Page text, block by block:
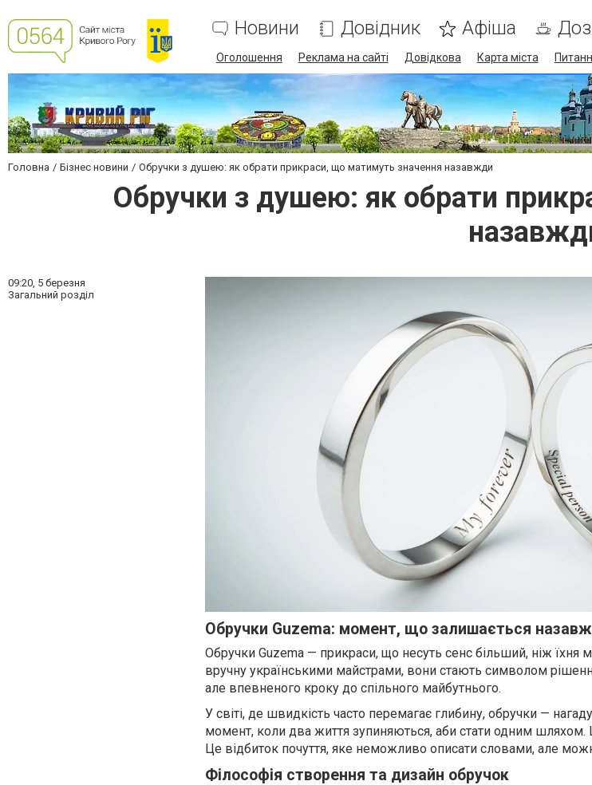
Новини Довідник Афіша
Оголошення Реклама на сайті Довідкова Карта міста
Головна Бізнес новини Обручки з душею: як обрати прикраси, що матимуть значення назавжди
Обручки з душею: як обрати
09:20, 5 березня
Загальний розділ
Обручки Guzema: момент, що залишається
Обручки Guzema — прикраси, що несуть сенс більший, ніж їхня
вручну українськими майстрами, вони стають символом
але впевненого кроку до спільного майбутнього.
У світі, де швидкість часто перемагає глибину, обручки —
момент, коли два життя зупиняються, аби стати одним шляхом.
Це відбиток почуття, яке неможливо описати словами, але
Філософія створення та дизайн обручок